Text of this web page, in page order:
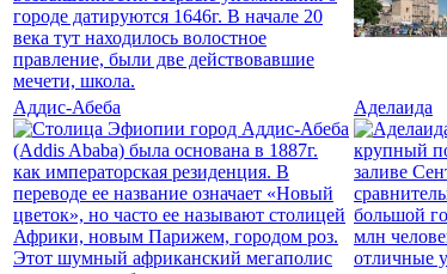
Аддис-Абеба Аделаида